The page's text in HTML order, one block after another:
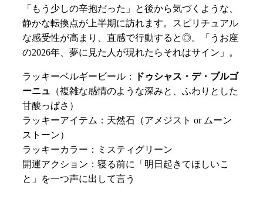
「もう少しの辛抱だった」と後から気づくような、
静かな転換点が上半期に訪れます。スピリチュアル
な感受性が高まり、直感で行動すると◎。「うお座
の2026年、夢に見た人が現れたらそれはサイン」。
ラッキーベルギービール：
ドゥシャス・デ・ブルゴ
ーニュ （複雑な感情のような深みと、ふわりとした
甘酸っぱさ）
ラッキーアイテム：天然石（アメジスト or ムーン
ストーン）
ラッキーカラー：ミスティグリーン
開運アクション：寝る前に「明日起きてほしいこ
と」を一つ声に出して言う